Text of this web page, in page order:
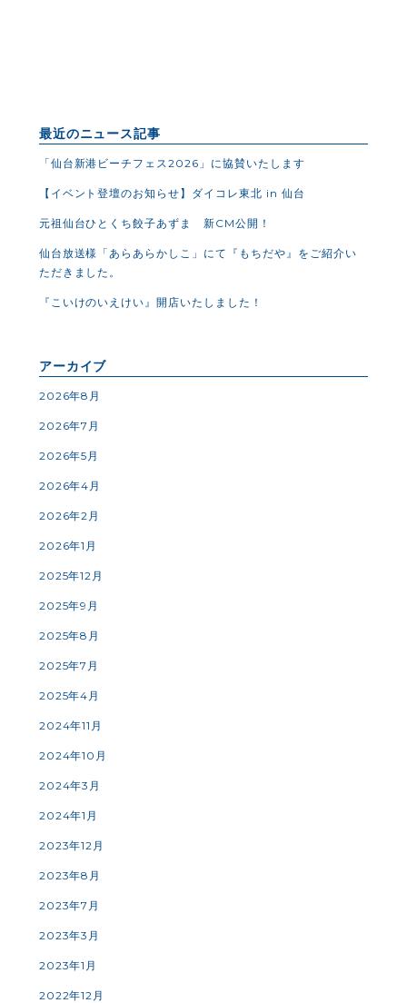
最近のニュース記事
「仙台新港ビーチフェス2026」に協賛いたします
【イベント登壇のお知らせ】ダイコレ東北 in 仙台
元祖仙台ひとくち餃子あずま 新CM公開！
仙台放送様「あらあらかしこ」にて『もちだや』をご紹介い
ただきました。
『こいけのいえけい』開店いたしました！
アーカイブ
2026年8月
2026年7月
2026年5月
2026年4月
2026年2月
2026年1月
2025年12月
2025年9月
2025年8月
2025年7月
2025年4月
2024年11月
2024年10月
2024年3月
2024年1月
2023年12月
2023年8月
2023年7月
2023年3月
2023年1月
2022年12月